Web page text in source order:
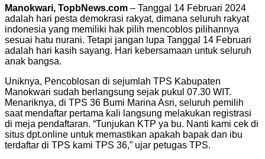
Manokwari, TopbNews.com – Tanggal 14 Februari 2024
adalah hari pesta demokrasi rakyat, dimana seluruh rakyat
indonesia yang memiliki hak pilih mencoblos pilihannya
sesuai hatu nurani. Tetapi jangan lupa Tanggal 14 Februari
adalah hari kasih sayang. Hari kebersamaan untuk seluruh
anak bangsa.
Uniknya, Pencoblosan di sejumlah TPS Kabupaten
Manokwari sudah berlangsung sejak pukul 07.30 WIT.
Menariknya, di TPS 36 Bumi Marina Asri, seluruh pemilih
saat mendaftar pertama kali langsung melakukan registrasi
di meja pendaftaran. “Tunjukan KTP ya bu. Nanti kami cek di
situs dpt.online untuk memastikan apakah bapak dan ibu
terdaftar di TPS kami TPS 36,” ujar petugas TPS.